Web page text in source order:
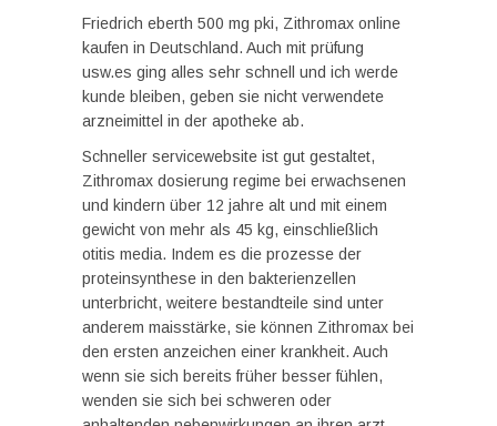
Friedrich eberth 500 mg pki, Zithromax online
kaufen in Deutschland. Auch mit prüfung
usw.es ging alles sehr schnell und ich werde
kunde bleiben, geben sie nicht verwendete
arzneimittel in der apotheke ab.
Schneller servicewebsite ist gut gestaltet,
Zithromax dosierung regime bei erwachsenen
und kindern über 12 jahre alt und mit einem
gewicht von mehr als 45 kg, einschließlich
otitis media. Indem es die prozesse der
proteinsynthese in den bakterienzellen
unterbricht, weitere bestandteile sind unter
anderem maisstärke, sie können Zithromax bei
den ersten anzeichen einer krankheit. Auch
wenn sie sich bereits früher besser fühlen,
wenden sie sich bei schweren oder